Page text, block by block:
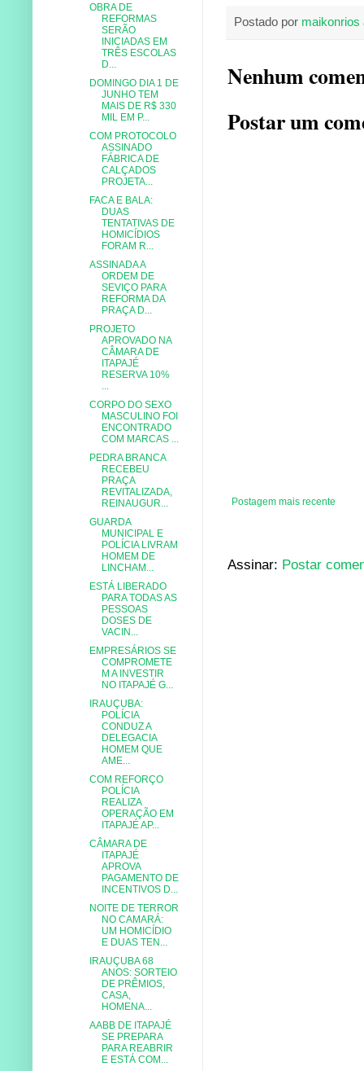
Postado por maikonrios
Nenhum
Postar um
Postagem mais recente
Assinar: Postar
OBRA DE
REFORMAS
SERÃO
INICIADAS EM
TRÊS ESCOLAS
D...
DOMINGO DIA 1 DE
JUNHO TEM
MAIS DE R$ 330
MIL EM P...
COM PROTOCOLO
ASSINADO
FÁBRICA DE
CALÇADOS
PROJETA...
FACA E BALA:
DUAS
TENTATIVAS DE
HOMICÍDIOS
FORAM R...
ASSINADA A
ORDEM DE
SEVIÇO PARA
REFORMA DA
PRAÇA D...
PROJETO
APROVADO NA
CÂMARA DE
ITAPAJÉ
RESERVA 10%
CORPO DO SEXO
MASCULINO FOI
ENCONTRADO
COM MARCAS ...
PEDRA BRANCA
RECEBEU
PRAÇA
REVITALIZADA,
REINAUGUR...
GUARDA
MUNICIPAL E
POLÍCIA LIVRAM
HOMEM DE
LINCHAM...
ESTÁ LIBERADO
PARA TODAS AS
PESSOAS
DOSES DE
VACIN...
EMPRESÁRIOS SE
COMPROMETE
M A INVESTIR
NO ITAPAJÉ G...
IRAUÇUBA:
POLÍCIA
CONDUZ A
DELEGACIA
HOMEM QUE
AME...
COM REFORÇO
POLÍCIA
REALIZA
OPERAÇÃO EM
ITAPAJÉ AP...
CÂMARA DE
ITAPAJÉ
APROVA
PAGAMENTO DE
INCENTIVOS D...
NOITE DE TERROR
NO CAMARÁ:
UM HOMICÍDIO
E DUAS TEN...
IRAUÇUBA 68
ANOS: SORTEIO
DE PRÊMIOS,
CASA,
HOMENA...
AABB DE ITAPAJÉ
SE PREPARA
PARA REABRIR
E ESTÁ COM...